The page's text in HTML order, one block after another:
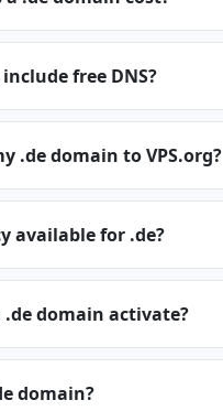
free DNS?
.de domain to VPS.org?
available for .de?
.de domain activate?
domain?